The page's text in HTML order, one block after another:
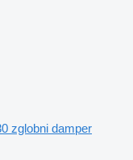
zglobni damper